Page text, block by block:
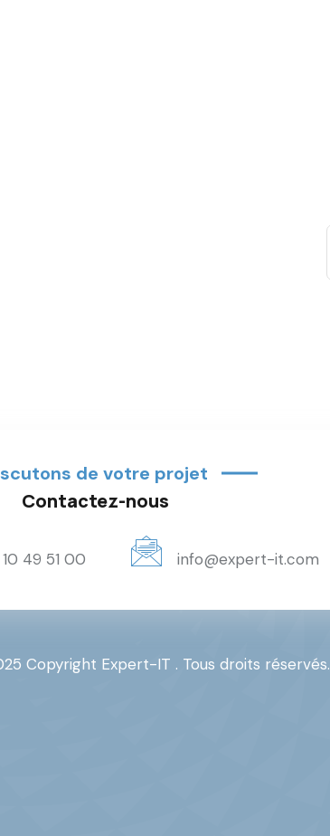
de votre projet
Contactez-nous
49 51 00 info@expert-it.com
Copyright Expert-IT . Tous droits réservés.